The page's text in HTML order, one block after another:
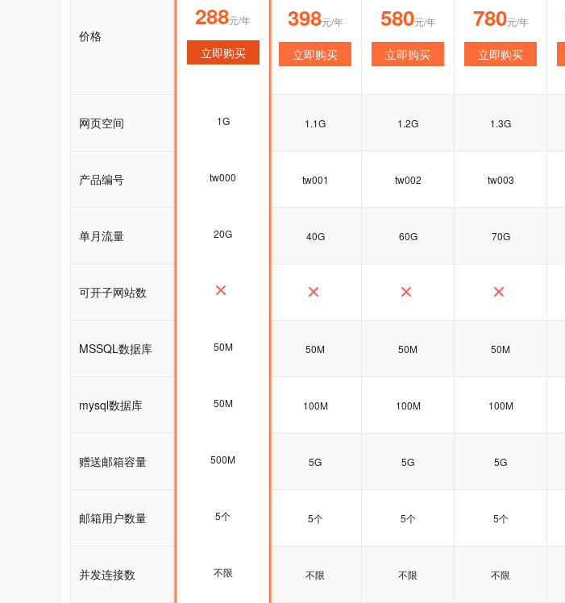
价格
288元/年
立即购买
398元/年
立即购买
580元/年
立即购买
780元/年
立即购买
网页空间 1G 1.1G 1.2G 1.3G
产品编号 tw000 tw001 tw002 tw003
单月流量 20G 40G 60G 70G
可开子网站数
MSSQL数据库 50M 50M 50M 50M
mysql数据库 100M 100M 100M 100M
赠送邮箱容量 5G 5G 5G 5G
邮箱用户数量 5个 5个 5个 5个
并发连接数 不限 不限 不限 不限
288元/年
立即购买
1G
tw000
20G
50M
50M
500M
5个
不限